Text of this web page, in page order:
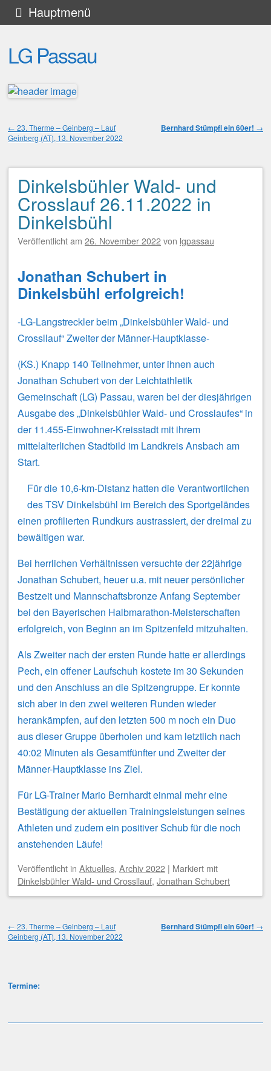
LG Passau
Hauptmenü
Zum
Inhalt
springen
Beitragsnavigation
← 23. Therme – Geinberg – Lauf
Geinberg (AT), 13. November 2022
Bernhard Stümpfl ein 60er! →
Dinkelsbühler Wald- und
Crosslauf 26.11.2022 in
Dinkelsbühl
Veröffentlicht am 26. November 2022von lgpassau
Jonathan Schubert in
Dinkelsbühl erfolgreich!
-LG-Langstreckler beim „Dinkelsbühler Wald- und
Crossllauf“ Zweiter der Männer-Hauptklasse-
(KS.) Knapp 140 Teilnehmer, unter ihnen auch
Jonathan Schubert von der Leichtathletik
Gemeinschaft (LG) Passau, waren bei der diesjährigen
Ausgabe des „Dinkelsbühler Wald- und Crosslaufes“ in
der 11.455-Einwohner-Kreisstadt mit ihrem
mittelalterlichen Stadtbild im Landkreis Ansbach am
Start.
Für die 10,6-km-Distanz hatten die Verantwortlichen
des TSV Dinkelsbühl im Bereich des Sportgeländes
einen profilierten Rundkurs austrassiert, der dreimal zu
bewältigen war.
Bei herrlichen Verhältnissen versuchte der 22jährige
Jonathan Schubert, heuer u.a. mit neuer persönlicher
Bestzeit und Mannschaftsbronze Anfang September
bei den Bayerischen Halbmarathon-Meisterschaften
erfolgreich, von Beginn an im Spitzenfeld mitzuhalten.
Als Zweiter nach der ersten Runde hatte er allerdings
Pech, ein offener Laufschuh kostete im 30 Sekunden
und den Anschluss an die Spitzengruppe. Er konnte
sich aber in den zwei weiteren Runden wieder
herankämpfen, auf den letzten 500 m noch ein Duo
aus dieser Gruppe überholen und kam letztlich nach
40:02 Minuten als Gesamtfünfter und Zweiter der
Männer-Hauptklasse ins Ziel.
Für LG-Trainer Mario Bernhardt einmal mehr eine
Bestätigung der aktuellen Trainingsleistungen seines
Athleten und zudem ein positiver Schub für die noch
anstehenden Läufe!
Veröffentlicht in Aktuelles, Archiv 2022 | Markiert mit
Dinkelsbühler Wald- und Crossllauf, Jonathan Schubert
← 23. Therme – Geinberg – Lauf
Geinberg (AT), 13. November 2022
Bernhard Stümpfl ein 60er! →
Termine: